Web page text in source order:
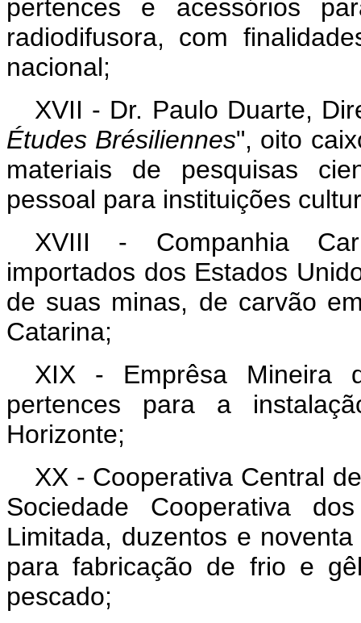
pertences e acessórios
radiodifusora, com
nacional;
XVII - Dr. Paulo Duarte,
Études Brésiliennes", oito
materiais de pesquisas
pessoal para instituições
XVIII - Companhia
importados dos Estados
de suas minas, de carvão
Catarina;
XIX - Emprêsa Mineira
pertences para a
Horizonte;
XX - Cooperativa Central
Sociedade Cooperativa
Limitada, duzentos e
para fabricação de frio e
pescado;